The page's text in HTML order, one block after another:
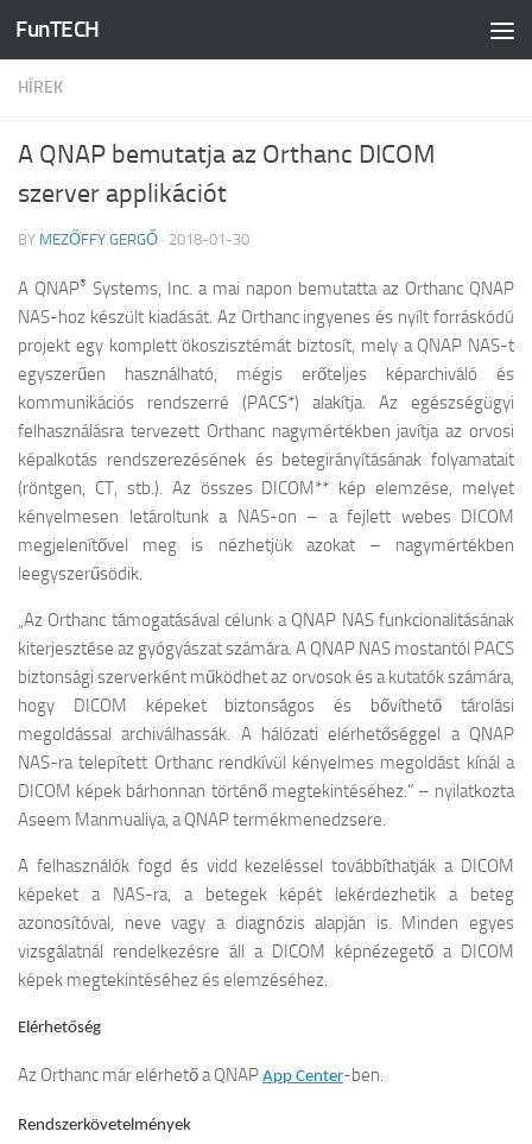
Skip to content
FunTECH
HÍREK
A QNAP bemutatja az Orthanc DICOM
szerver applikációt
BY MEZŐFFY GERGŐ · 2018-01-30
A QNAP® Systems, Inc. a mai napon bemutatta az Orthanc QNAP
NAS-hoz készült kiadását. Az Orthanc ingyenes és nyílt forráskódú
projekt egy komplett ökoszisztémát biztosít, mely a QNAP NAS-t
egyszerűen használható, mégis erőteljes képarchiváló és
kommunikációs rendszerré (PACS*) alakítja. Az egészségügyi
felhasználásra tervezett Orthanc nagymértékben javítja az orvosi
képalkotás rendszerezésének és betegirányításának folyamatait
(röntgen, CT, stb.). Az összes DICOM** kép elemzése, melyet
kényelmesen letároltunk a NAS-on – a fejlett webes DICOM
megjelenítővel meg is nézhetjük azokat – nagymértékben
leegyszerűsödik.
„Az Orthanc támogatásával célunk a QNAP NAS funkcionalitásának
kiterjesztése az gyógyászat számára. A QNAP NAS mostantól PACS
biztonsági szerverként működhet az orvosok és a kutatók számára,
hogy DICOM képeket biztonságos és bővíthető tárolási
megoldással archiválhassák. A hálózati elérhetőséggel a QNAP
NAS-ra telepített Orthanc rendkívül kényelmes megoldást kínál a
DICOM képek bárhonnan történő megtekintéséhez.” – nyilatkozta
Aseem Manmualiya, a QNAP termékmenedzsere.
A felhasználók fogd és vidd kezeléssel továbbíthatják a DICOM
képeket a NAS-ra, a betegek képét lekérdezhetik a beteg
azonosítóval, neve vagy a diagnózis alapján is. Minden egyes
vizsgálatnál rendelkezésre áll a DICOM képnézegető a DICOM
képek megtekintéséhez és elemzéséhez.
Elérhetőség
Az Orthanc már elérhető a QNAP App Center-ben.
Rendszerkövetelmények